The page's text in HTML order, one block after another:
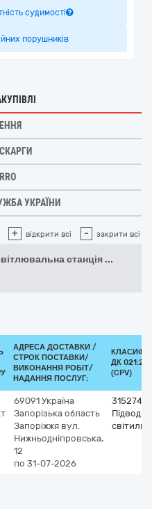
судимості
порушників
УКРАЇНИ
+ відкрити всі - закрити всі
станція ...
АДРЕСА ДОСТАВКИ /
СТРОК ПОСТАВКИ/
ВИКОНАННЯ РОБІТ/
НАДАННЯ ПОСЛУГ:
ДК
(CPV)
69091 Україна
Запорізька область
Запоріжжя вул.
Нижньодніпровська,
12
по 31-07-2026
Підводні